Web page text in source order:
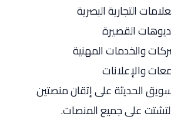
التجارية البصرية
القصيرة
والخدمات المهنية
والإعلانات
الحديثة على إتقان منصتين
على جميع المنصات.